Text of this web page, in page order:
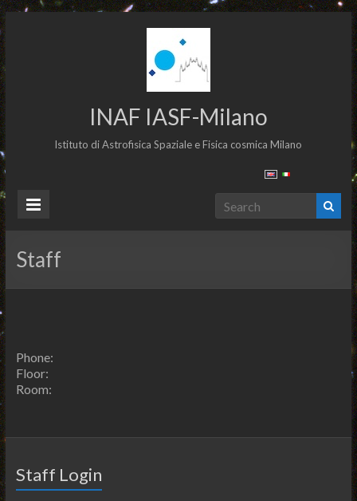
INAF IASF-Milano
Istituto di Astrofisica Spaziale e Fisica cosmica Milano
Staff
Phone:
Floor:
Room:
Staff Login